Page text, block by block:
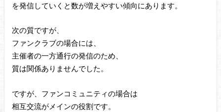
を発信していくと数が増えやすい傾向にあります。
次の質ですが、
ファンクラブの場合には、
主催者の一方通行の発信のため、
質は関係ありませんでした。
ですが、ファンコミュニティの場合は
相互交流がメインの役割です。